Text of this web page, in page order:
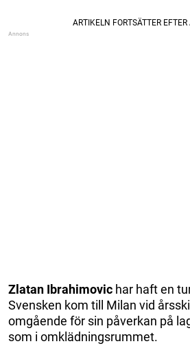
Zlatan Ibrahimovic har haft en
Svensken kom till Milan vid
omgående för sin påverkan på
som i omklädningsrummet.